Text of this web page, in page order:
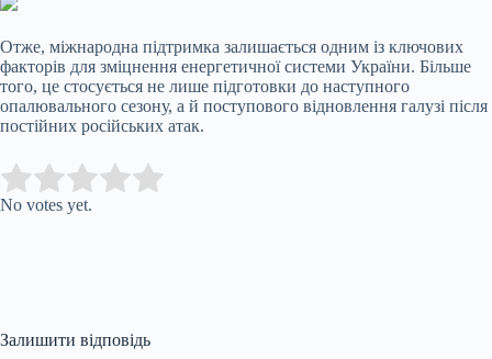
Отже, міжнародна підтримка залишається одним із ключових
факторів для зміцнення енергетичної системи України. Більше
того, це стосується не лише підготовки до наступного
опалювального сезону, а й поступового відновлення галузі після
постійних російських атак.
Rate this item:
No votes yet.
Залишити відповідь